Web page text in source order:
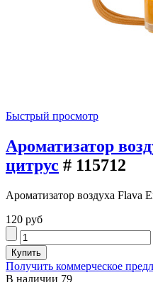
Быстрый просмотр
Ароматизатор
цитрус # 115712
Ароматизатор воздуха Flava
120 руб
Получить коммерческое
В наличии 79